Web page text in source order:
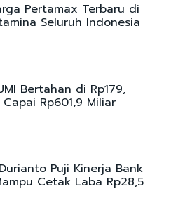
Pertamax Terbaru di
Seluruh Indonesia
Bertahan di Rp179,
Rp601,9 Miliar
Puji Kinerja Bank
Cetak Laba Rp28,5